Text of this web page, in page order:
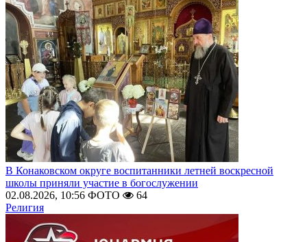
В Конаковском округе воспитанники летней воскресной
школы приняли участие в богослужении
02.08.2026, 10:56 ФОТО
64
Религия